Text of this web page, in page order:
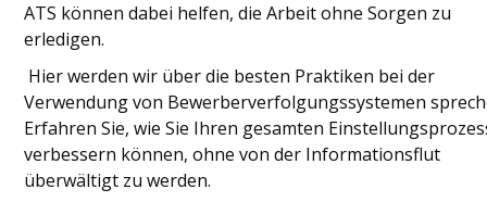
ATS können dabei helfen, die Arbeit ohne Sorgen zu
erledigen.
Hier werden wir über die besten Praktiken bei der
Verwendung von Bewerberverfolgungssystemen
Erfahren Sie, wie Sie Ihren gesamten
verbessern können, ohne von der Informationsflut
überwältigt zu werden.